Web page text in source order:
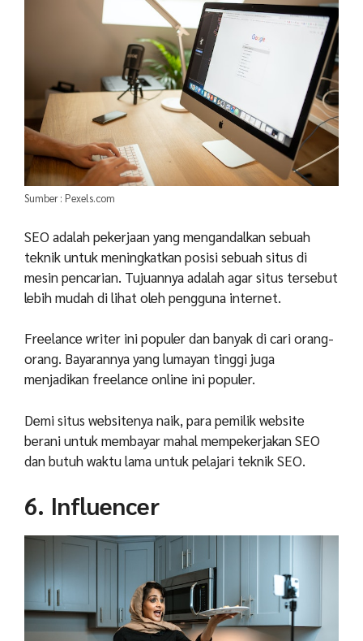
Sumber : Pexels.com
SEO adalah pekerjaan yang mengandalkan sebuah
teknik untuk meningkatkan posisi sebuah situs di
mesin pencarian. Tujuannya adalah agar situs tersebut
lebih mudah di lihat oleh pengguna internet.
Freelance writer ini populer dan banyak di cari orang-
orang. Bayarannya yang lumayan tinggi juga
menjadikan freelance online ini populer.
Demi situs websitenya naik, para pemilik website
berani untuk membayar mahal mempekerjakan SEO
dan butuh waktu lama untuk pelajari teknik SEO.
6. Influencer